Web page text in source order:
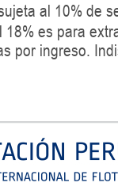
al 10% de
18% es para
por ingreso.